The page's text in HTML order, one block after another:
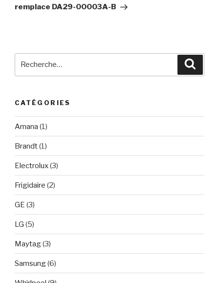
remplace DA29-00003A-B
CATÉGORIES
Amana (1)
Brandt(1)
Electrolux(3)
Frigidaire (2)
GE (3)
LG (5)
Maytag(3)
Samsung(6)